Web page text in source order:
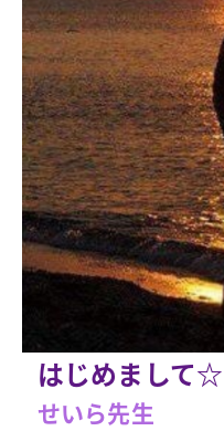
はじめまして☆
せいら先生